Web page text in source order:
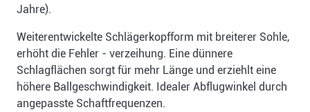
Jahre).
Weiterentwickelte Schlägerkopfform mit breiterer Sohle,
erhöht die Fehler - verzeihung. Eine dünnere
Schlagflächen sorgt für mehr Länge und erziehlt eine
höhere Ballgeschwindigkeit. Idealer Abflugwinkel durch
angepasste Schaftfrequenzen.